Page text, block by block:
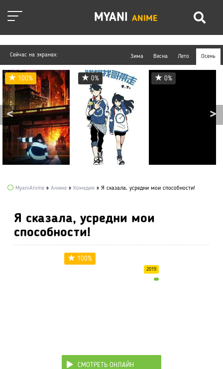
MYANI ANIME
Сейчас на экранах: Зима Весна Лето Осень
100% 0% 0%
MyaniAnime » Аниме » Комедия » Я сказала, усредни мои способности!
Я сказала, усредни мои
способности!
100%
2019
СМОТРЕТЬ ОНЛАЙН